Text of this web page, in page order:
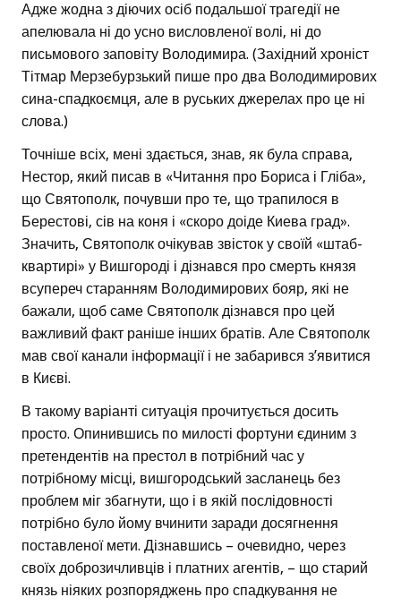
Адже жодна з діючих осіб подальшої трагедії не
апелювала ні до усно висловленої волі, ні до
письмового заповіту Володимира. (Західний хроніст
Тітмар Мерзебурзький пише про два Володимирових
сина-спадкоємця, але в руських джерелах про це ні
слова.)
Точніше всіх, мені здається, знав, як була справа,
Нестор, який писав в «Читання про Бориса і Гліба»,
що Святополк, почувши про те, що трапилося в
Берестові, сів на коня і «скоро доіде Киева град».
Значить, Святополк очікував звісток у своїй «штаб-
квартирі» у Вишгороді і дізнався про смерть князя
всупереч старанням Володимирових бояр, які не
бажали, щоб саме Святополк дізнався про цей
важливий факт раніше інших братів. Але Святополк
мав свої канали інформації і не забарився з’явитися
в Києві.
В такому варіанті ситуація прочитується досить
просто. Опинившись по милості фортуни єдиним з
претендентів на престол в потрібний час у
потрібному місці, вишгородський засланець без
проблем міг збагнути, що і в якій послідовності
потрібно було йому вчинити заради досягнення
поставленої мети. Дізнавшись – очевидно, через
своїх доброзичливців і платних агентів, – що старий
князь ніяких розпоряджень про спадкування не